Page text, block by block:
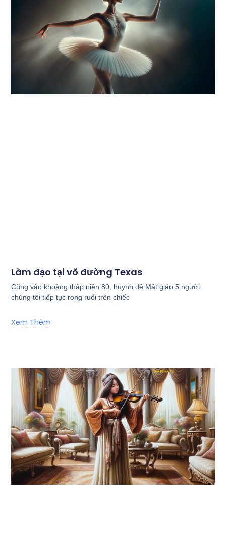
Làm đạo tại võ đường Texas
Cũng vào khoảng thập niên 80, huynh đệ Mật giáo 5 người
chúng tôi tiếp tục rong ruổi trên chiếc
Xem Thêm